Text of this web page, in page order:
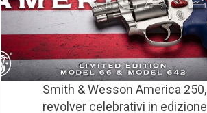
Smith & Wesson America 250,
revolver celebrativi in edizione